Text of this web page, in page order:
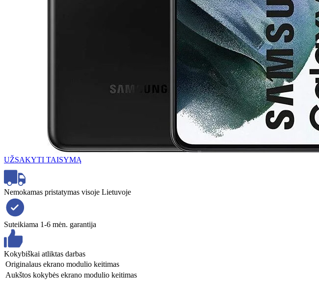
UŽSAKYTI TAISYMĄ
Nemokamas pristatymas visoje Lietuvoje
Suteikiama 1-6 mėn. garantija
Kokybiškai atliktas darbas
Originalaus ekrano modulio keitimas
Aukštos kokybės ekrano modulio keitimas